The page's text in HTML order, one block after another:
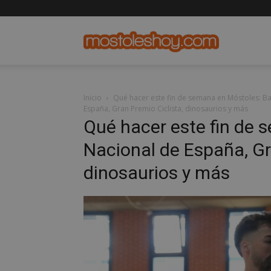
Inicio Qué hacer este fin de semana en Móstoles:
España, Gran Premio Ciclista, dinosaurios y más
Qué hacer este fin de
Nacional de España,
dinosaurios y más